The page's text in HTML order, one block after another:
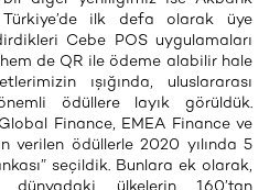
ilk defa olarak üye
Cebe POS uygulamaları
de QR ile ödeme alabilir hale
ışığında, uluslararası
ödüllere layık görüldük.
Finance, EMEA Finance ve
verilen ödüllerle 2020 yılında 5
seçildik. Bunlara ek olarak,